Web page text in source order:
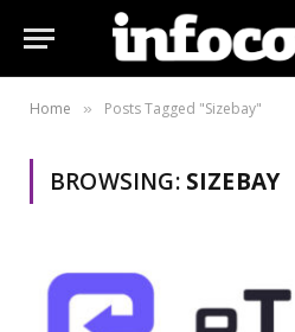
Home » Posts Tagged "Sizebay"
BROWSING: SIZEBAY